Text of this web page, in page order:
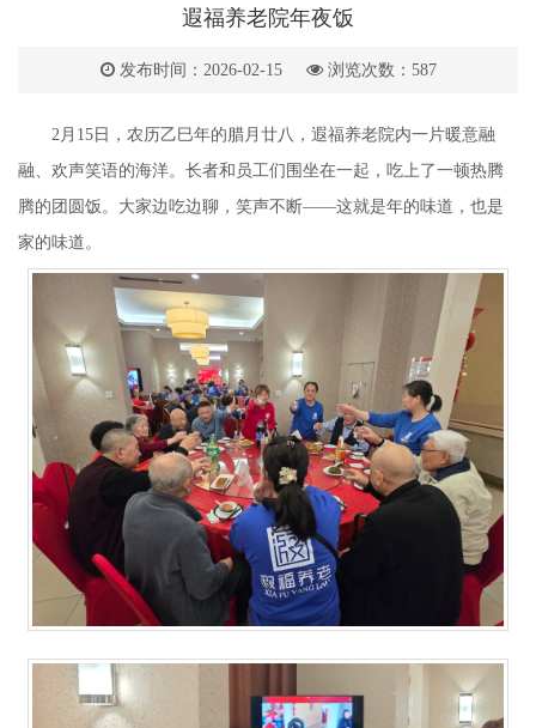
遐福养老院年夜饭
发布时间：2026-02-15 浏览次数： 587
2月15日，农历乙巳年的腊月廿八，遐福养老院内一片暖意融
融、欢声笑语的海洋。长者和员工们围坐在一起，吃上了一顿热腾
腾的团圆饭。大家边吃边聊，笑声不断——这就是年的味道，也是
家的味道。